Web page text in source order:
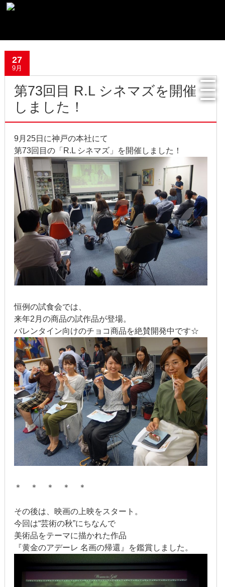
メディア掲載情報
フリーペーパー使用食器紹介
R.Lオフィシャルサイト
過去の記事
2022年8月
2022年4月
2022年1月
2021年12月
2021年9月
2021年4月
2020年11月
2020年8月
2020年4月
2020年3月
2020年2月
2020年1月
2019年10月
2019年9月
2019年8月
27
9月
第73回目 R.L シネマズを開催
しました！
9月25日に神戸の本社にて
第73回目の「R.L シネマズ」を開催しました！
恒例の試食会では、
来年2月の商品の試作品が登場。
バレンタイン向けのチョコ商品を絶賛開発中です☆
＊ ＊ ＊ ＊ ＊
その後は、映画の上映をスタート。
今回は“芸術の秋”にちなんで
美術品をテーマに描かれた作品
『黄金のアデーレ 名画の帰還』を鑑賞しました。